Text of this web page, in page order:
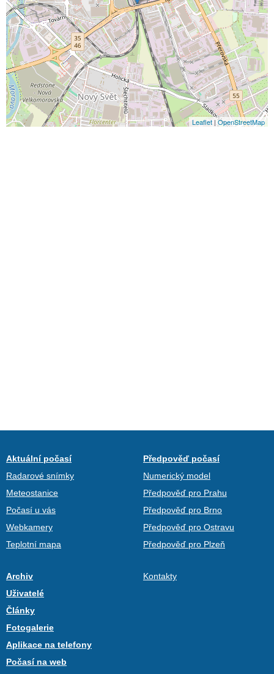
Leaflet |OpenStreetMap
Aktuální počasí
Radarové snímky
Meteostanice
Počasí u vás
Webkamery
Teplotní mapa
Předpověď počasí
Numerický model
Předpověď pro Prahu
Předpověď pro Brno
Předpověď pro Ostravu
Předpověď pro Plzeň
Archiv
Uživatelé
Články
Fotogalerie
Aplikace na telefony
Počasí na web
Kontakty